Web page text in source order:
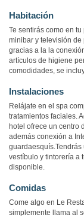
Habitación
Te sentirás como en
minibar y televisión de
gracias a la la
artículos de higiene
comodidades, se
Instalaciones
Relájate en el spa
tratamientos faciales.
hotel ofrece un centro
además conexión a
guardaesquís.Tendrás
vestíbulo y tintorería a
disponible.
Comidas
Come algo en Le
simplemente llama al